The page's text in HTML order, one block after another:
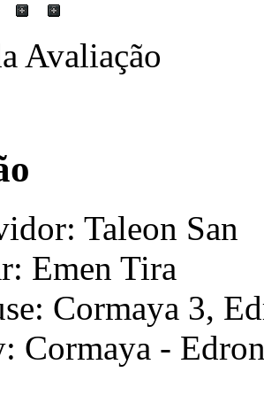
Avaliação
Taleon San
Emen Tira
Cormaya 3,
Cormaya -